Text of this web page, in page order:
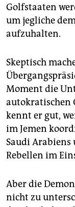
Golfstaaten
um jegliche
aufzuhalten.
Skeptisch
Moment die
autokratischen
kennt er gut,
im Jemen
Saudi Arabiens
Rebellen im
Aber die
nicht zu